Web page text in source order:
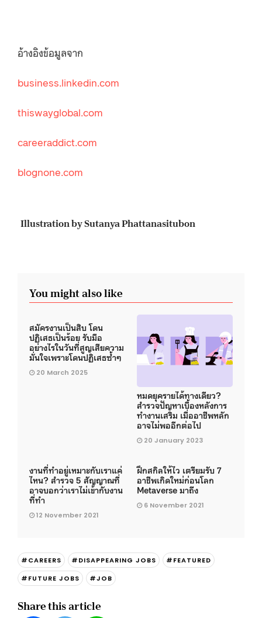
อ้างอิงข้อมูลจาก
business.linkedin.com
thiswayglobal.com
careeraddict.com
blognone.com
Illustration by Sutanya Phattanasitubon
You might also like
สมัครงานเป็นสิบ โดน
ปฏิเสธเป็นร้อย รับมือ
อย่างไรในวันที่สูญเสียความ
มั่นใจเพราะโดนปฏิเสธซ้ำๆ
20 March 2025
หมดยุครายได้ทางเดียว?
สำรวจปัญหาเบื้องหลังการ
ทำงานเสริม เมื่ออาชีพหลัก
อาจไม่พออีกต่อไป
20 January 2023
งานที่ทำอยู่เหมาะกับเราแค่
ไหน? สำรวจ 5 สัญญาณที่
อาจบอกว่าเราไม่เข้ากับงาน
ที่ทำ
12 November 2021
ฝึกสกิลให้ไว เตรียมรับ 7
อาชีพเกิดใหม่ก่อนโลก
Metaverse มาถึง
6 November 2021
#CAREERS #DISAPPEARING JOBS
#FEATURED
#FUTURE JOBS
#JOB
Share this article